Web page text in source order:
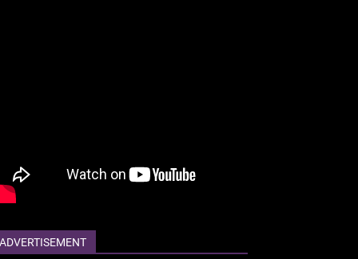
ADVERTISEMENT